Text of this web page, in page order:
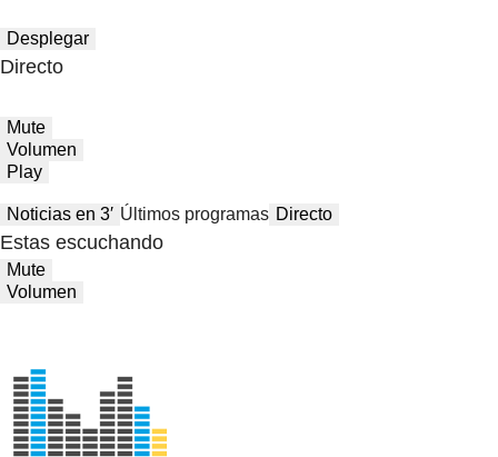
Desplegar
Directo
Mute
Volumen
Play
Noticias en 3′ Últimos programas Directo
Estas escuchando
Mute
Volumen